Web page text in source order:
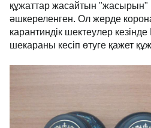
құжаттар жасайтын
әшкереленген. Ол жерде
карантиндік шектеулер
шекараны кесіп өтуге қажет